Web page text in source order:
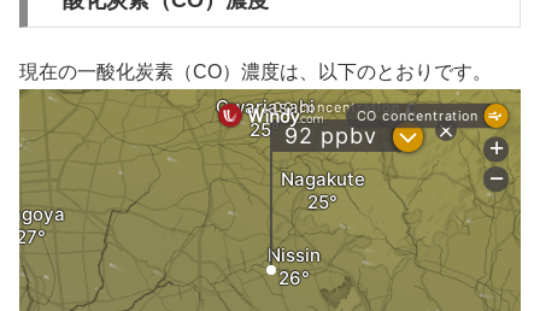
現在の一酸化炭素（CO）濃度は、以下のとおりです。